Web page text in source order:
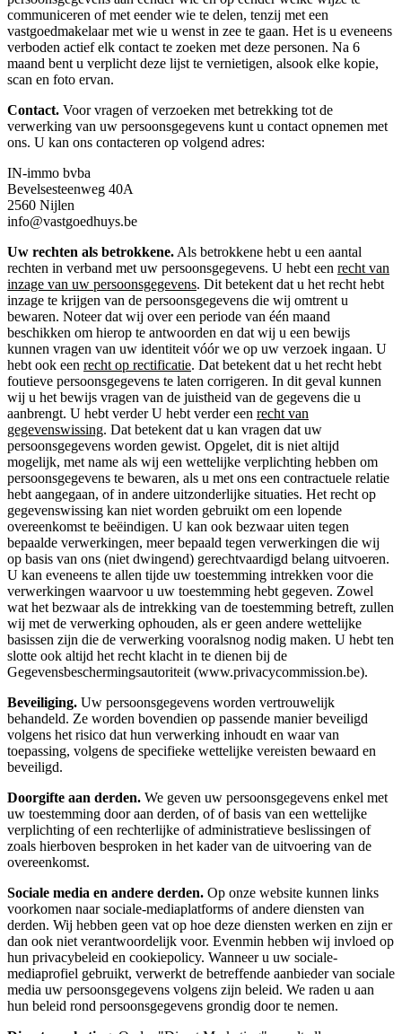
communiceren of met eender wie te delen, tenzij met een
vastgoedmakelaar met wie u wenst in zee te gaan. Het is u eveneens
verboden actief elk contact te zoeken met deze personen. Na 6
maand bent u verplicht deze lijst te vernietigen, alsook elke kopie,
scan en foto ervan.
Contact. Voor vragen of verzoeken met betrekking tot de
verwerking van uw persoonsgegevens kunt u contact opnemen met
ons. U kan ons contacteren op volgend adres:
IN-immo bvba
Bevelsesteenweg 40A
2560 Nijlen
info@vastgoedhuys.be
Uw rechten als betrokkene. Als betrokkene hebt u een aantal
rechten in verband met uw persoonsgegevens. U hebt een recht van
inzage van uw persoonsgegevens. Dit betekent dat u het recht hebt
inzage te krijgen van de persoonsgegevens die wij omtrent u
bewaren. Noteer dat wij over een periode van één maand
beschikken om hierop te antwoorden en dat wij u een bewijs
kunnen vragen van uw identiteit vóór we op uw verzoek ingaan. U
hebt ook een recht op rectificatie. Dat betekent dat u het recht hebt
foutieve persoonsgegevens te laten corrigeren. In dit geval kunnen
wij u het bewijs vragen van de juistheid van de gegevens die u
aanbrengt. U hebt verder U hebt verder een recht van
gegevenswissing. Dat betekent dat u kan vragen dat uw
persoonsgegevens worden gewist. Opgelet, dit is niet altijd
mogelijk, met name als wij een wettelijke verplichting hebben om
persoonsgegevens te bewaren, als u met ons een contractuele relatie
hebt aangegaan, of in andere uitzonderlijke situaties. Het recht op
gegevenswissing kan niet worden gebruikt om een lopende
overeenkomst te beëindigen. U kan ook bezwaar uiten tegen
bepaalde verwerkingen, meer bepaald tegen verwerkingen die wij
op basis van ons (niet dwingend) gerechtvaardigd belang uitvoeren.
U kan eveneens te allen tijde uw toestemming intrekken voor die
verwerkingen waarvoor u uw toestemming hebt gegeven. Zowel
wat het bezwaar als de intrekking van de toestemming betreft, zullen
wij met de verwerking ophouden, als er geen andere wettelijke
basissen zijn die de verwerking vooralsnog nodig maken. U hebt ten
slotte ook altijd het recht klacht in te dienen bij de
Gegevensbeschermingsautoriteit (www.privacycommission.be).
Beveiliging. Uw persoonsgegevens worden vertrouwelijk
behandeld. Ze worden bovendien op passende manier beveiligd
volgens het risico dat hun verwerking inhoudt en waar van
toepassing, volgens de specifieke wettelijke vereisten bewaard en
beveiligd.
Doorgifte aan derden. We geven uw persoonsgegevens enkel met
uw toestemming door aan derden, of of basis van een wettelijke
verplichting of een rechterlijke of administratieve beslissingen of
zoals hierboven besproken in het kader van de uitvoering van de
overeenkomst.
Sociale media en andere derden. Op onze website kunnen links
voorkomen naar sociale-mediaplatforms of andere diensten van
derden. Wij hebben geen vat op hoe deze diensten werken en zijn er
dan ook niet verantwoordelijk voor. Evenmin hebben wij invloed op
hun privacybeleid en cookiepolicy. Wanneer u uw sociale-
mediaprofiel gebruikt, verwerkt de betreffende aanbieder van sociale
media uw persoonsgegevens volgens zijn beleid. We raden u aan
hun beleid rond persoonsgegevens grondig door te nemen.